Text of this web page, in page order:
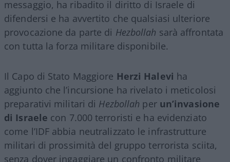
messaggio, ha ribadito il diritto di Israele di
difendersi e ha avvertito che qualsiasi ulteriore
provocazione da parte di Hezbollah sarà affrontata
con tutta la forza militare disponibile.
Il Capo di Stato Maggiore Herzi Halevi ha
aggiunto che l’incursione ha rivelato i meticolosi
preparativi militari di Hezbollah per un’invasione
di Israele con 7.000 terroristi e ha evidenziato
come l’IDF abbia neutralizzato le infrastrutture
militari di prossimità del gruppo terrorista sciita,
senza dover ingaggiare un confronto militare